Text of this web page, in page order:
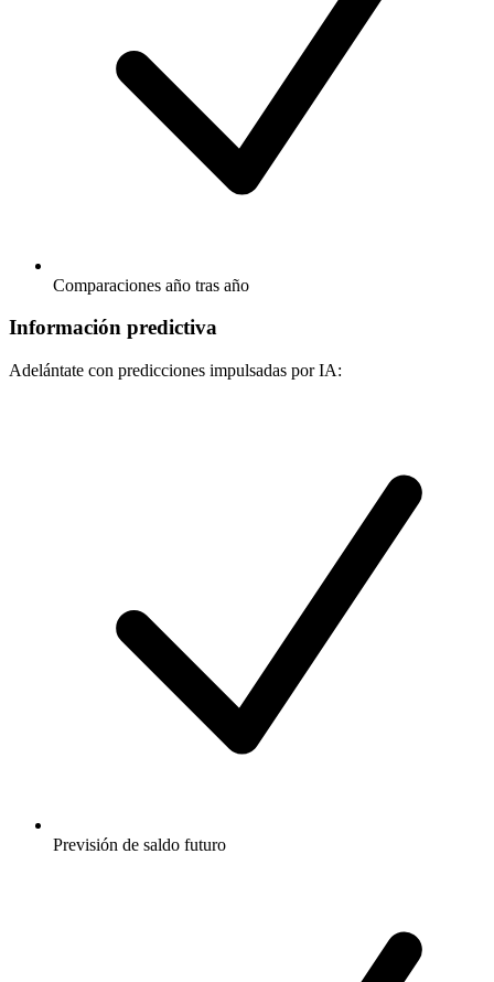
Comparaciones año tras año
Información predictiva
Adelántate con predicciones impulsadas por IA:
Previsión de saldo futuro